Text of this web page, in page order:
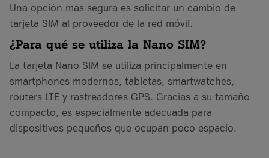
Una opción más segura es solicitar un cambio de
tarjeta SIM al proveedor de la red móvil.
¿Para qué se utiliza la Nano SIM?
La tarjeta Nano SIM se utiliza principalmente en
smartphones modernos, tabletas, smartwatches,
routers LTE y rastreadores GPS. Gracias a su tamaño
compacto, es especialmente adecuada para
dispositivos pequeños que ocupan poco espacio.